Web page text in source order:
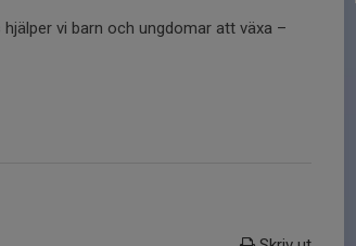
vi barn och ungdomar att växa –